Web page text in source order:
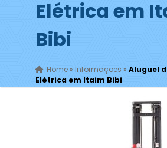
Elétrica em
Bibi
Home» Informações » Aluguel
Elétrica em Itaim Bibi